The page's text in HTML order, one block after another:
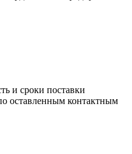
и сроки поставки
оставленным контактным